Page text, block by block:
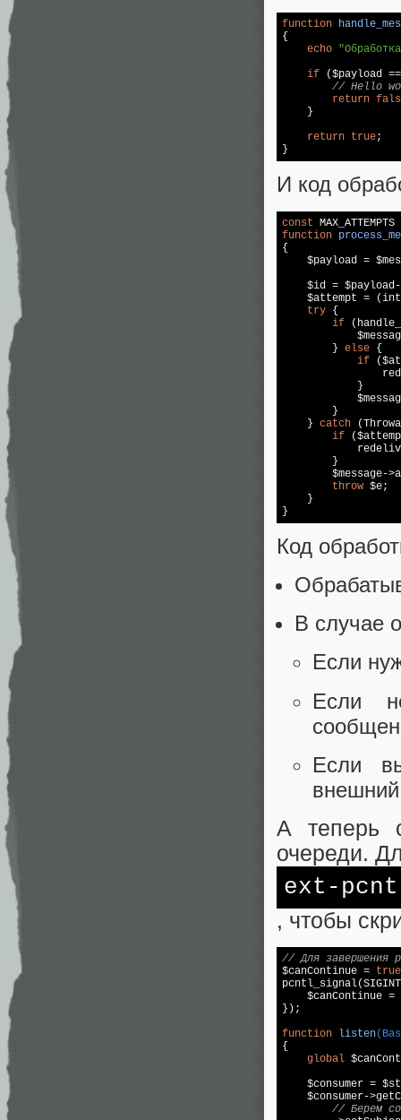
function
{
echo
if ($payload
// Hello
return
    }
return true;
}
И код
const
function
{
$payload =
$id =
$attempt =
try {
if
        }
else {
if
            }
        }
    }
catch
if
        }
$message-
throw $e;
    }
}
Код
В случае
Если
Если
Если
А теперь
очереди.
ext-
, чтобы
// Для завершения
$canContinue = true
    $canContinue =
});
function
listen
{
global
$consumer =
$consumer-
// Берем